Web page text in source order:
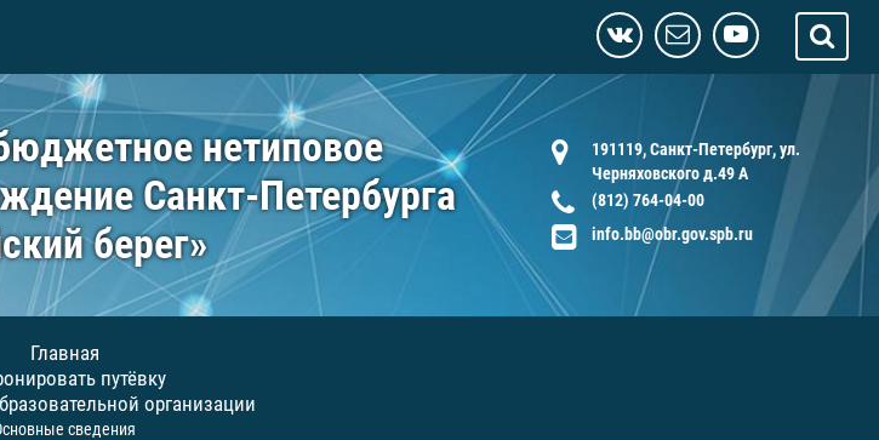
нетиповое
Санкт-Петербурга
берег»
191119, Санкт-Петербург, ул.
Черняховского д.49 А
(812) 764-04-00
info.bb@obr.gov.spb.ru
Главная
путёвку
организации
сведения